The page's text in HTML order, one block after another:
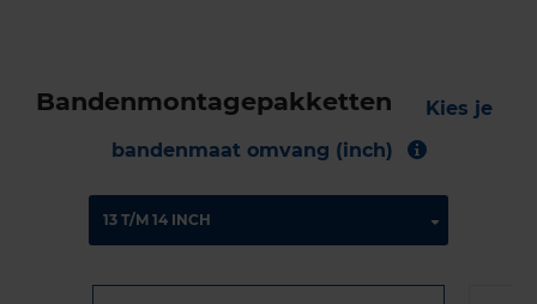
Bandenmontagepakketten
Kies je
bandenmaat omvang (inch)